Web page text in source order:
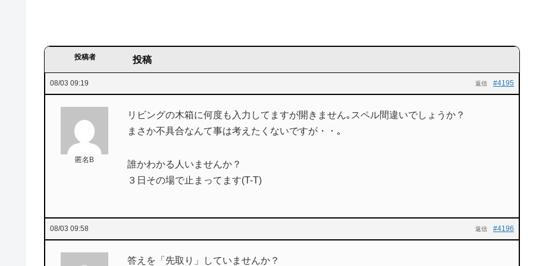
投稿者 投稿
08/03 09:19 #4195
返信
匿名B
リビングの木箱に何度も入力してますが開きません｡スペル間違いでしょうか？
まさか不具合なんて事は考えたくないですが・・｡
誰かわかる人いませんか？
３日その場で止まってます(T-T)
08/03 09:58 #4196
返信
答えを「先取り」していませんか？